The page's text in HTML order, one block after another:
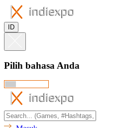
ID
Pilih bahasa Anda